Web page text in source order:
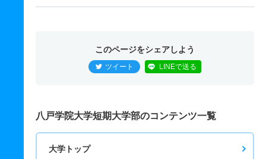
このページをシェアしよう
ツイート LINEで送る
八戸学院大学短期大学部のコンテンツ一覧
大学トップ